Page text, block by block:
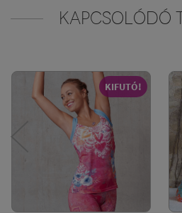
KAPCSOLÓDÓ
KIFUTÓ!